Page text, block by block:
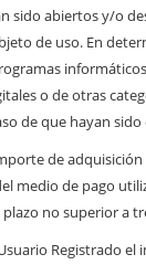
sido abiertos y/o
de uso. En
o de otras
de que hayan
de adquisición
medio de pago
no superior a
Registrado el